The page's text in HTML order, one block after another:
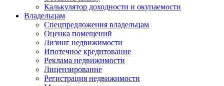
Калькулятор доходности и окупаемости
Владельцам
Спецпредложения владельцам
Оценка помещений
Лизинг недвижимости
Ипотечное кредитование
Реклама недвижимости
Лицензирование
Регистрация недвижимости